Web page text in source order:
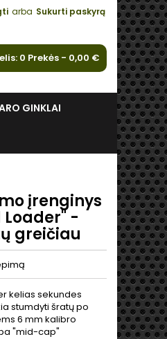
arba Sukurti paskyrą
0 Prekės - 0,00 €
GINKLAI
įrenginys
Loader" -
greičiau
kelias sekundes
stumdyti šratų po
6 mm kalibro
"mid-cap"